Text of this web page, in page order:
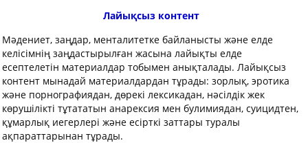
Лайықсыз контент
Мәдениет, заңдар, менталитетке байланысты және елде
келiсiмнiң заңдастырылған жасына лайықты елде
есептелетiн материалдар тобымен анықталады. Лайықсыз
контент мынадай материалдардан тұрады: зорлық, эротика
және порнографиядан, дөрекі лексикадан, нәсiлдiк жек
көрушiлiктi тұтататын анарексия мен булимиядан, суицидтен,
құмарлық иегерлерi және есiрткi заттары туралы
ақпараттарынан тұрады.